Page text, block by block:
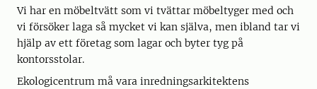
Vi har en möbeltvätt som vi tvättar möbeltyger med och
vi försöker laga så mycket vi kan själva, men ibland tar vi
hjälp av ett företag som lagar och byter tyg på
kontorsstolar.
Ekologicentrum må vara inredningsarkitektens